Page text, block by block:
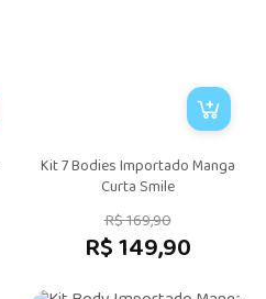
Kit 7 Bodies Importado Manga
Curta Smile
R$ 169,90
R$ 149,90